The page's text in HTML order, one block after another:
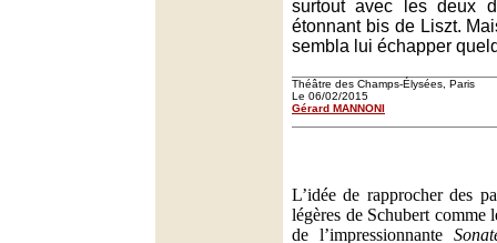
surtout avec les deux
étonnant bis de Liszt.
sembla lui échapper
Théâtre des Champs-Élysées, Paris
Le 06/02/2015
Gérard MANNONI
L’idée de rapprocher des
légères de Schubert comme
de l’impressionnante